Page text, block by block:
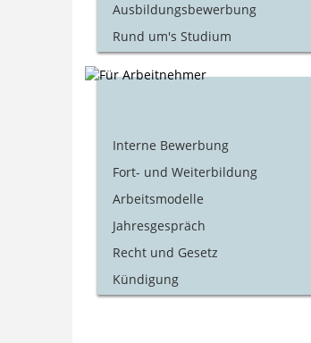
Ausbildungsbewerbung
Rund um's Studium
Interne Bewerbung
Fort- und Weiterbildung
Arbeitsmodelle
Jahresgespräch
Recht und Gesetz
Kündigung